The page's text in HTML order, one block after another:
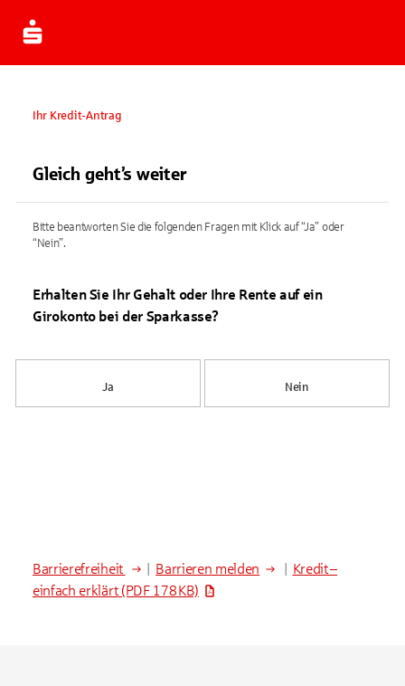
Ihr Kredit-Antrag
Gleich geht’s weiter
Bitte beantworten Sie die folgenden Fragen mit Klick auf “Ja” oder
“Nein”.
Erhalten Sie Ihr Gehalt oder Ihre Rente auf ein
Girokonto bei der Sparkasse?
Ja Nein
Barrierefreiheit Barrieren melden
Kredit –
einfach erklärt (PDF 178 KB)